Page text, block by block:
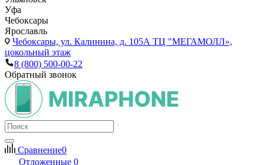
Уфа
Чебоксары
Ярославль
Чебоксары, ул. Калинина, д. 105А ТЦ "МЕГАМОЛЛ»,
цокольный этаж
8 (800) 500-00-22
Обратный звонок
Сравнение0
Отложенные 0